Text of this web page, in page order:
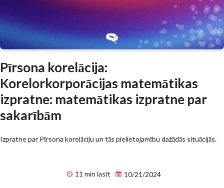
Pīrsona korelācija:
Korelorkorporācijas matemātikas
izpratne: matemātikas izpratne par
sakarībām
Izpratne par Pīrsona korelāciju un tās pielietojamību dažādās situācijās.
11 min lasīt 10/21/2024